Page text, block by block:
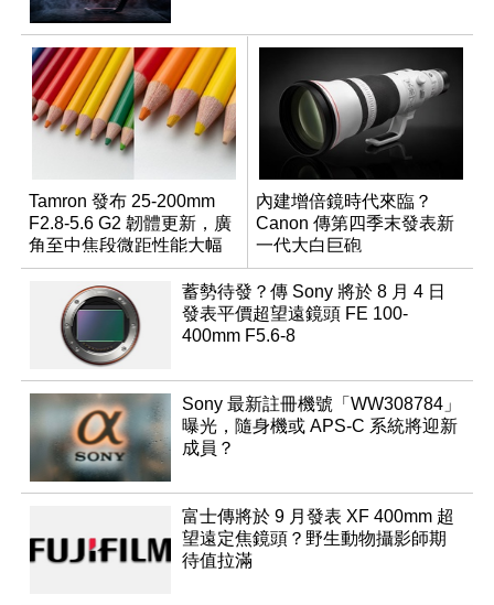
Tamron 發布 25-200mm
F2.8-5.6 G2 韌體更新，廣
角至中焦段微距性能大幅
升級
內建增倍鏡時代來臨？
Canon 傳第四季末發表新
一代大白巨砲
蓄勢待發？傳 Sony 將於 8 月 4 日
發表平價超望遠鏡頭 FE 100-
400mm F5.6-8
Sony 最新註冊機號「WW308784」
曝光，隨身機或 APS-C 系統將迎新
成員？
富士傳將於 9 月發表 XF 400mm 超
望遠定焦鏡頭？野生動物攝影師期
待值拉滿